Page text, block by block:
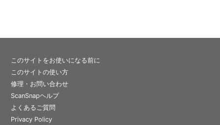
このサイトをお使いになる前に
このサイトの使い方
修理・お問い合わせ
ScanSnapヘルプ
よくあるご質問
Privacy Policy